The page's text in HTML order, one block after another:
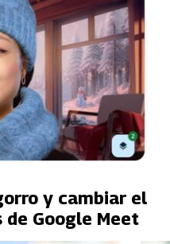
y cambiar el
Google Meet